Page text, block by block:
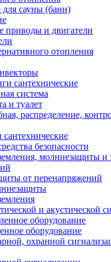
сауны (бани)
приводы и двигатели
отопления
сантехнические
система
и туалет
распределение,
безопасности
молниезащиты
от перенапряжений
и акустической
оборудование
оборудование
охранной